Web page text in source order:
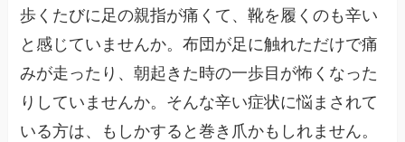
歩くたびに足の親指が痛くて、靴を履くのも辛い
と感じていませんか。布団が足に触れただけで痛
みが走ったり、朝起きた時の一歩目が怖くなった
りしていませんか。そんな辛い症状に悩まされて
いる方は、もしかすると巻き爪かもしれません。